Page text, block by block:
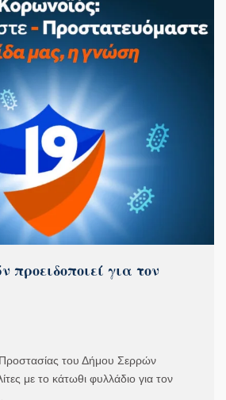
προειδοποιεί για τον
του Δήμου Σερρών
με το κάτωθι φυλλάδιο για τον